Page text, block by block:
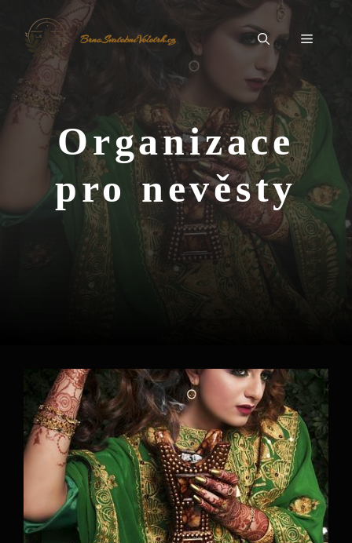
obsah
BrnoSvatebníVeletrh.cz Menu
Organizace
pro nevěsty